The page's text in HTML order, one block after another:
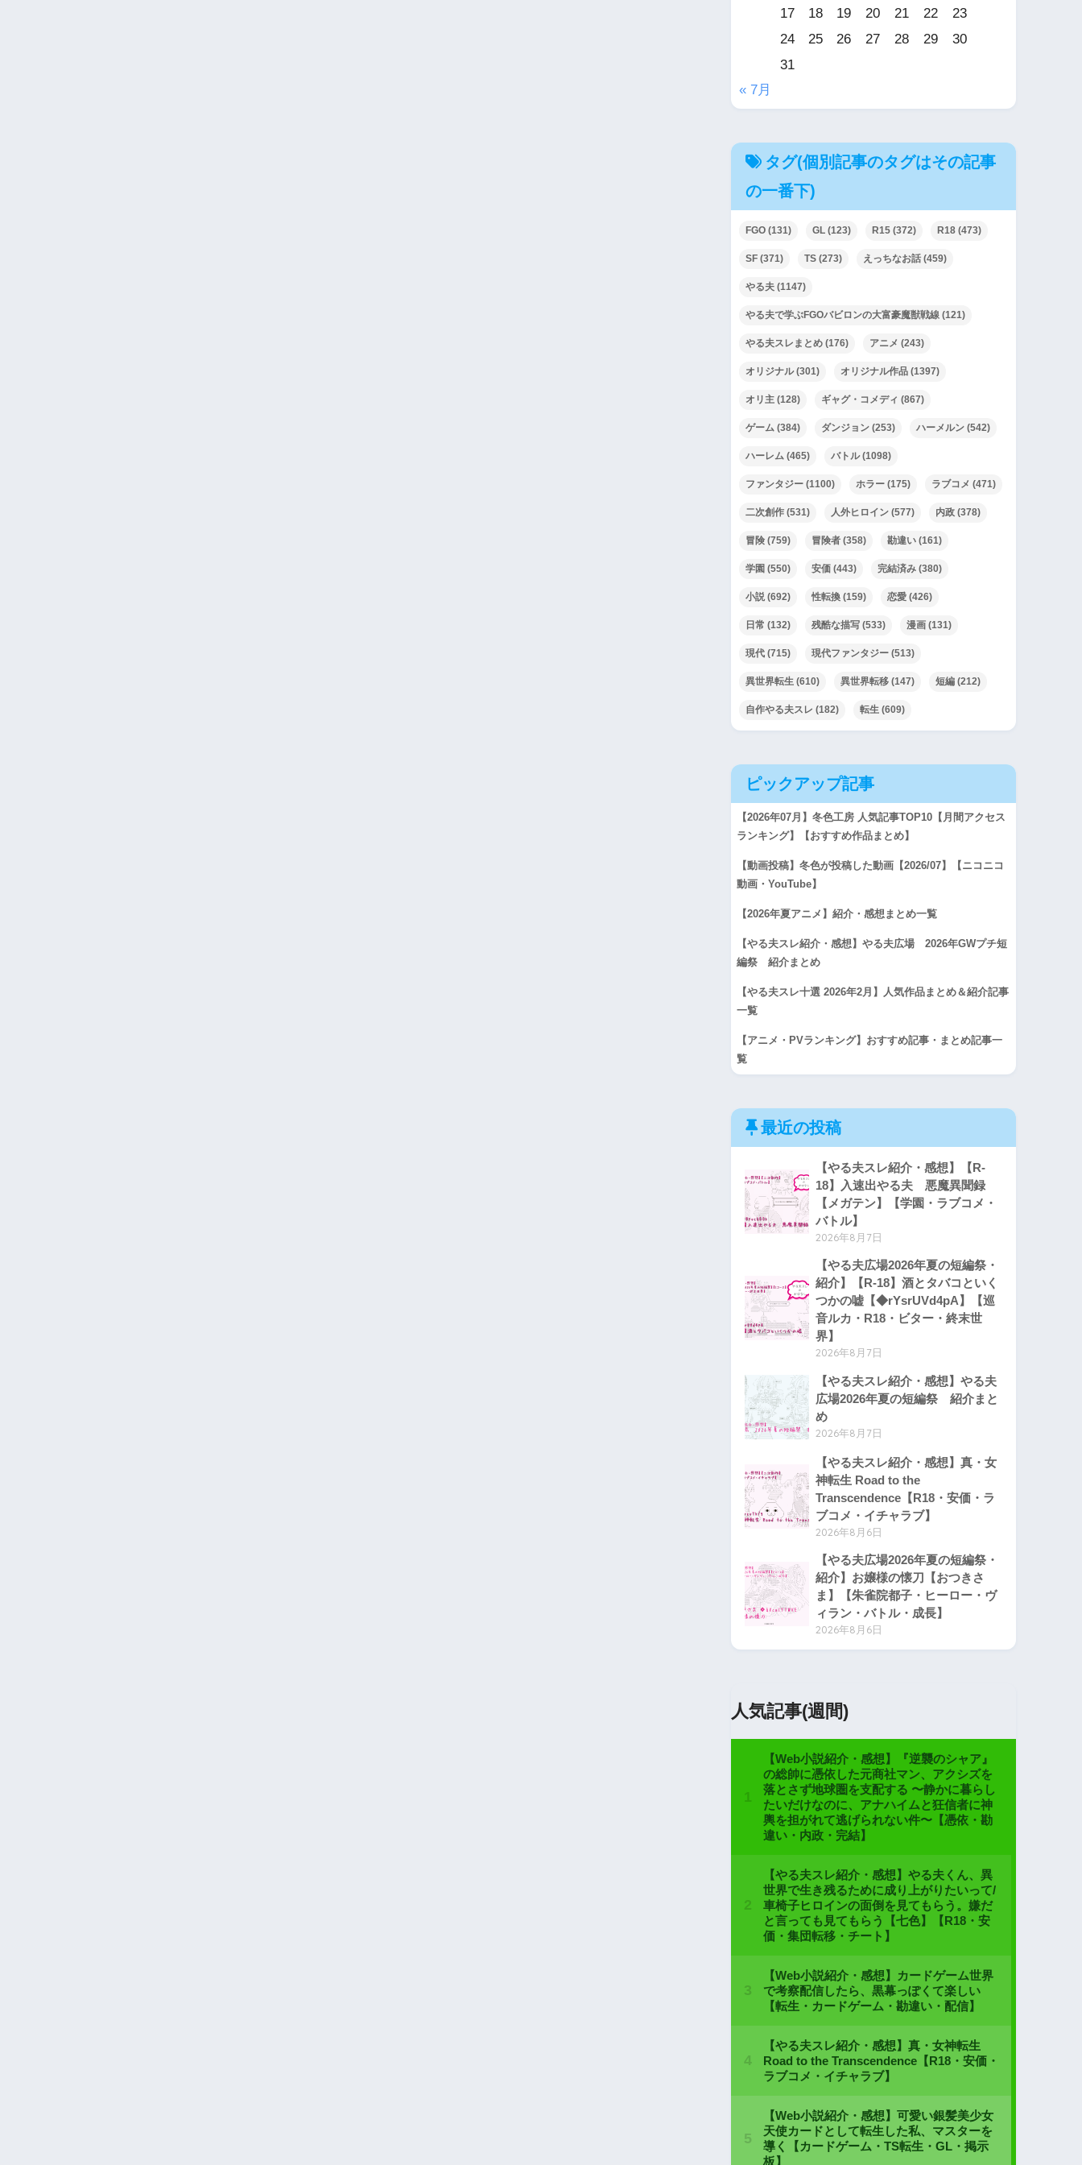
17
18 19 20 21 22
23
24
25 26 27 28 29
30
31
« 7月
タグ(個別記事のタグはその記事
の一番下)
FGO (131) GL (123) R15 (372) R18 (473)
SF (371) TS (273) えっちなお話 (459)
やる夫 (1147)
やる夫で学ぶFGOバビロンの大富豪魔獣戦線 (121)
やる夫スレまとめ (176) アニメ (243)
オリジナル(301) オリジナル作品 (1397)
オリ主 (128) ギャグ・コメディ (867)
ゲーム (384) ダンジョン (253) ハーメルン (542)
ハーレム (465) バトル(1098)
ファンタジー (1100) ホラー (175) ラブコメ (471)
二次創作 (531) 人外ヒロイン (577) 内政 (378)
冒険 (759) 冒険者 (358) 勘違い (161)
学園 (550) 安価 (443) 完結済み (380)
小説(692) 性転換 (159) 恋愛 (426)
日常 (132) 残酷な描写 (533) 漫画 (131)
現代 (715) 現代ファンタジー (513)
異世界転生 (610) 異世界転移 (147) 短編 (212)
自作やる夫スレ (182) 転生 (609)
ピックアップ記事
【2026年07月】冬色工房 人気記事TOP10【月間アクセス
ランキング】【おすすめ作品まとめ】
【動画投稿】冬色が投稿した動画【2026/07】【ニコニコ
動画・YouTube】
【2026年夏アニメ】紹介・感想まとめ一覧
【やる夫スレ紹介・感想】やる夫広場 2026年GWプチ短
編祭 紹介まとめ
【やる夫スレ十選 2026年2月】人気作品まとめ＆紹介記事
一覧
【アニメ・PVランキング】おすすめ記事・まとめ記事一
覧
最近の投稿
【やる夫スレ紹介・感想】【R-
18】入速出やる夫 悪魔異聞録
【メガテン】【学園・ラブコメ・
バトル】
2026年8月7日
【やる夫広場2026年夏の短編祭・
紹介】【R-18】酒とタバコといく
つかの嘘【◆rYsrUVd4pA】【巡
音ルカ・R18・ビター・終末世
界】
2026年8月7日
【やる夫スレ紹介・感想】やる夫
広場2026年夏の短編祭 紹介まと
め
2026年8月7日
【やる夫スレ紹介・感想】真・女
神転生 Road to the
Transcendence【R18・安価・ラ
ブコメ・イチャラブ】
2026年8月6日
【やる夫広場2026年夏の短編祭・
紹介】お嬢様の懐刀【おつきさ
ま】【朱雀院都子・ヒーロー・ヴ
ィラン・バトル・成長】
2026年8月6日
人気記事(週間)